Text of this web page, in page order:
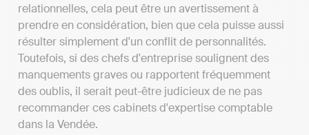
relationnelles, cela peut être un avertissement à
prendre en considération, bien que cela puisse aussi
résulter simplement d'un conflit de personnalités.
Toutefois, si des chefs d'entreprise soulignent des
manquements graves ou rapportent fréquemment
des oublis, il serait peut-être judicieux de ne pas
recommander ces cabinets d'expertise comptable
dans la Vendée.